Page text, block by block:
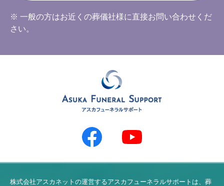
※ 一般の方はお近くの葬儀社様に直接お問い合わせくだ
さい。
株式会社アスカネットの運営するアスカフューネラルサポートは、葬